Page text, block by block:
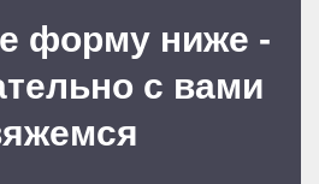
форму ниже -
с вами